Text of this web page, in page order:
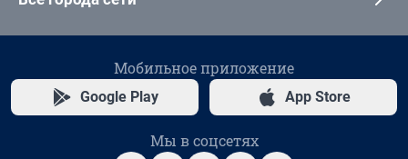
Мобильное приложение
Google Play App Store
Мы в соцсетях